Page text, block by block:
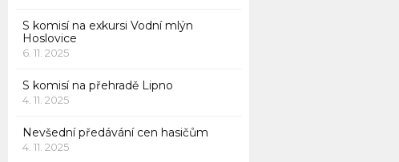
S komisí na exkursi Vodní mlýn
Hoslovice
6. 11. 2025
S komisí na přehradě Lipno
4. 11. 2025
Nevšední předávání cen hasičům
4. 11. 2025